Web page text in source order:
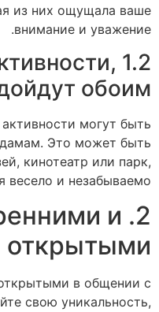
из них ощущала ваше
внимание и уважение.
обоим
могут быть
Это может быть
кинотеатр или парк,
и незабываемо.
и
открытыми
в общении с
свою уникальность,